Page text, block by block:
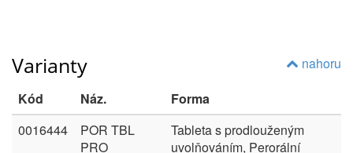
nahoru
Varianty
Kód Náz.
Forma
0016444
POR TBL
PRO
Tableta s prodlouženým
uvolňováním, Perorální